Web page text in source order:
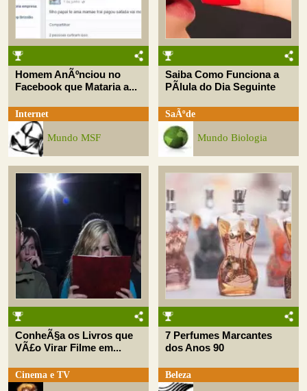
Homem AnÃºnciou no
Facebook que Mataria a...
Internet
Mundo MSF
Saiba Como Funciona a
PÃ­lula do Dia Seguinte
SaÃºde
Mundo Biologia
ConheÃ§a os Livros que
VÃ£o Virar Filme em...
Cinema e TV
7 Perfumes Marcantes
dos Anos 90
Beleza